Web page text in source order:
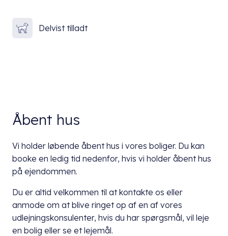
Delvist tilladt
Åbent hus
Vi holder løbende åbent hus i vores boliger. Du kan
booke en ledig tid nedenfor, hvis vi holder åbent hus
på ejendommen.
Du er altid velkommen til at kontakte os eller
anmode om at blive ringet op af en af vores
udlejningskonsulenter, hvis du har spørgsmål, vil leje
en bolig eller se et lejemål.